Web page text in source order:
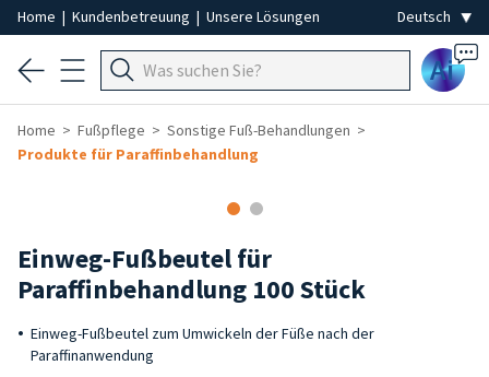
Home | Kundenbetreuung | Unsere Lösungen
Ai
Home Fußpflege
Sonstige Fuß-Behandlungen
Produkte für Paraffinbehandlung
Einweg-Fußbeutel für
Paraffinbehandlung 100 Stück
Einweg-Fußbeutel zum Umwickeln der Füße nach der
Paraffinanwendung